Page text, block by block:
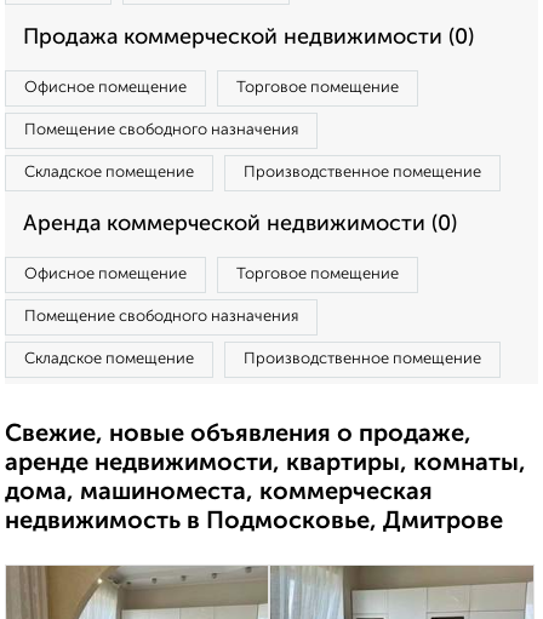
Продажа коммерческой недвижимости (0)
Офисное помещение Торговое помещение
Помещение свободного назначения
Складское помещение Производственное помещение
Аренда коммерческой недвижимости (0)
Офисное помещение Торговое помещение
Помещение свободного назначения
Складское помещение Производственное помещение
Свежие, новые объявления о продаже,
аренде недвижимости, квартиры, комнаты,
дома, машиноместа, коммерческая
недвижимость в Подмосковье, Дмитрове